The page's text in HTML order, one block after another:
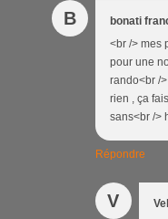
B
bonati
<br /> mes
pour une
rando<br /
rien , ça
sans<br />
Répondre
V